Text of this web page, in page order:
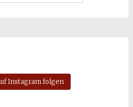
Instagram folgen